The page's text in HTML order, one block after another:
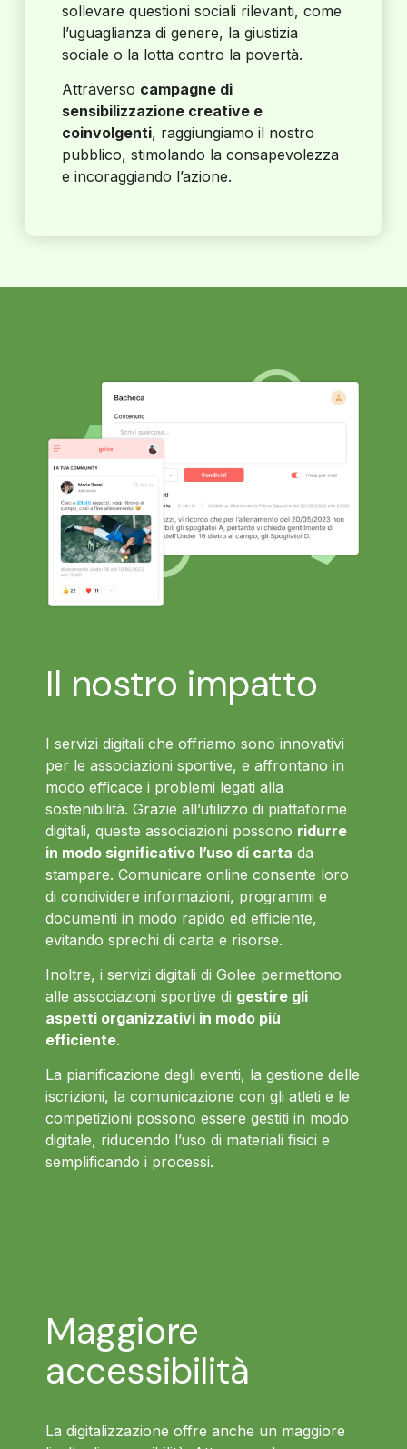
sollevare questioni sociali rilevanti, come
l’uguaglianza di genere, la giustizia
sociale o la lotta contro la povertà.
Attraverso campagne di
sensibilizzazione creative e
coinvolgenti, raggiungiamo il nostro
pubblico, stimolando la consapevolezza
e incoraggiando l’azione.
Il nostro impatto
I servizi digitali che offriamo sono innovativi
per le associazioni sportive, e affrontano in
modo efficace i problemi legati alla
sostenibilità. Grazie all’utilizzo di piattaforme
digitali, queste associazioni possono ridurre
in modo significativo l’uso di carta da
stampare. Comunicare online consente loro
di condividere informazioni, programmi e
documenti in modo rapido ed efficiente,
evitando sprechi di carta e risorse.
Inoltre, i servizi digitali di Golee permettono
alle associazioni sportive di gestire gli
aspetti organizzativi in modo più
efficiente.
La pianificazione degli eventi, la gestione delle
iscrizioni, la comunicazione con gli atleti e le
competizioni possono essere gestiti in modo
digitale, riducendo l’uso di materiali fisici e
semplificando i processi.
Maggiore
accessibilità
La digitalizzazione offre anche un maggiore